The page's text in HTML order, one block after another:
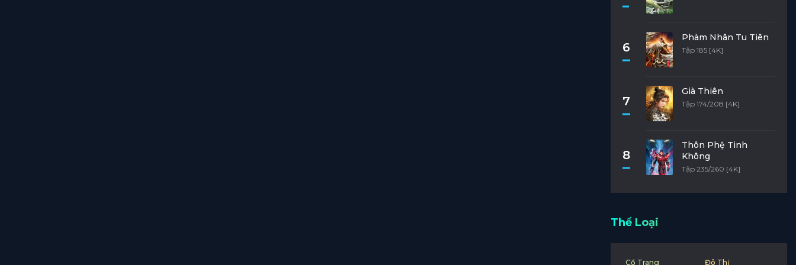
6
Phàm Nhân Tu Tiên
Tập 185 [4K]
7
Già Thiên
Tập 174/208 [4K]
8
Thôn Phệ Tinh
Không
Tập 235/260 [4K]
Thể Loại
Cổ Trang Đô Thị